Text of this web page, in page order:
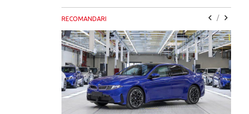
RECOMANDARI /